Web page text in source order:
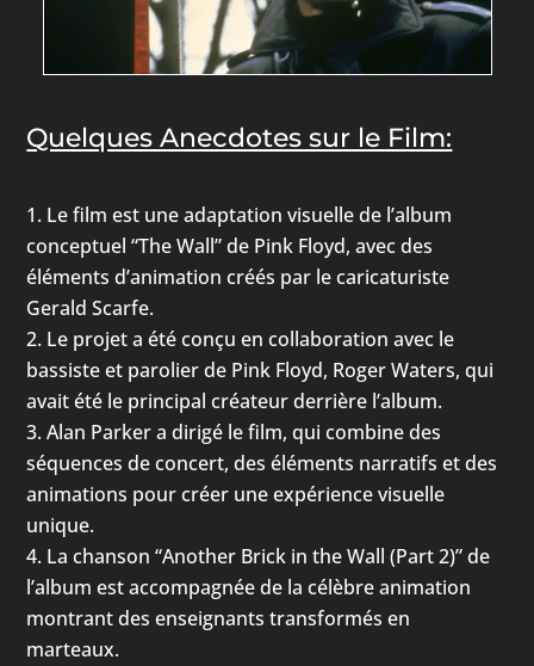
Quelques Anecdotes sur le Film:
Le film est une adaptation visuelle de l’album
conceptuel “The Wall” de Pink Floyd, avec des
éléments d’animation créés par le caricaturiste
Gerald Scarfe.
Le projet a été conçu en collaboration avec le
bassiste et parolier de Pink Floyd, Roger Waters, qui
avait été le principal créateur derrière l’album.
Alan Parker a dirigé le film, qui combine des
séquences de concert, des éléments narratifs et des
animations pour créer une expérience visuelle
unique.
La chanson “Another Brick in the Wall (Part 2)” de
l’album est accompagnée de la célèbre animation
montrant des enseignants transformés en
marteaux.